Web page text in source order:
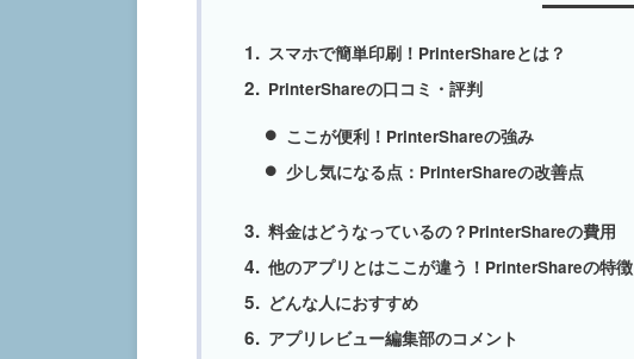
スマホで簡単印刷！PrinterShareとは？
PrinterShareの口コミ・評判
ここが便利！PrinterShareの強み
少し気になる点：PrinterShareの改善点
料金はどうなっているの？PrinterShareの費用
他のアプリとはここが違う！PrinterShareの特徴
どんな人におすすめ
アプリレビュー編集部のコメント